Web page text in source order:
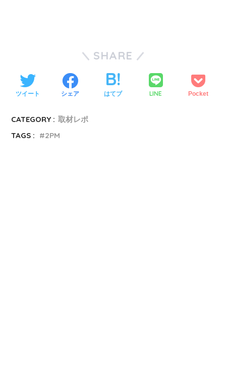
SHARE
ツイート シェア はてブ LINE Pocket
CATEGORY : 取材レポ
TAGS :
2PM